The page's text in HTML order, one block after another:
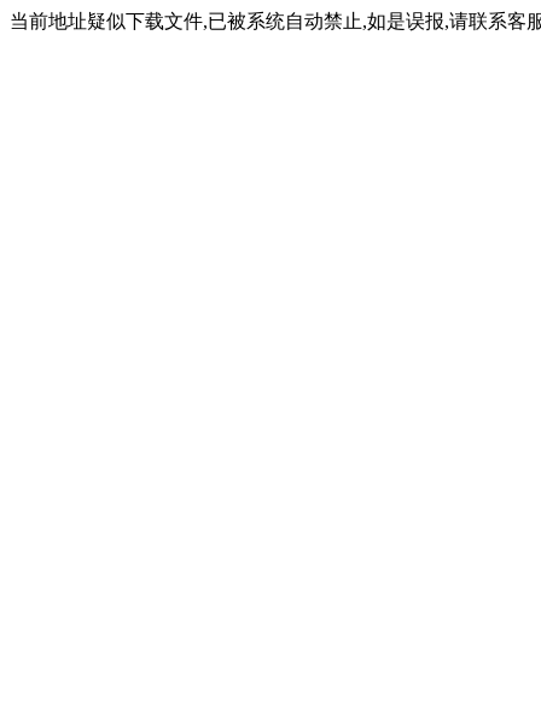
当前地址疑似下载文件,已被系统自动禁止,如是误报,请联系客